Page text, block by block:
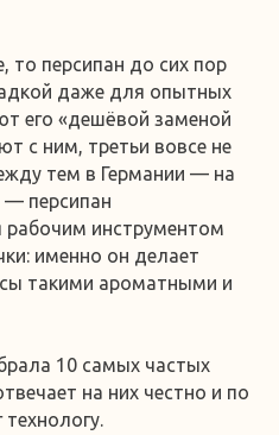
то персипан до сих пор
даже для опытных
его «дешёвой заменой
с ним, третьи вовсе не
тем в Германии — на
— персипан
рабочим инструментом
именно он делает
такими ароматными и
10 самых частых
на них честно и по